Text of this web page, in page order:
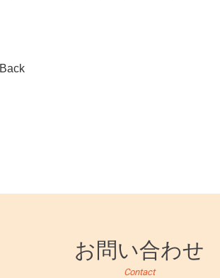
Back
お問い合わせ
Contact